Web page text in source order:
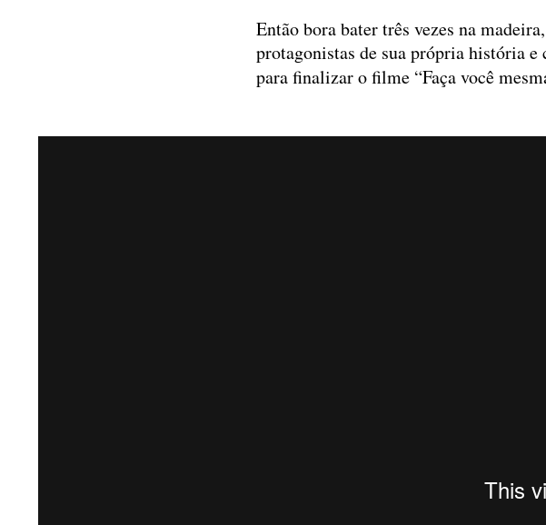
Então bora bater três vezes na
protagonistas de sua própria história
para finalizar o filme “Faça você